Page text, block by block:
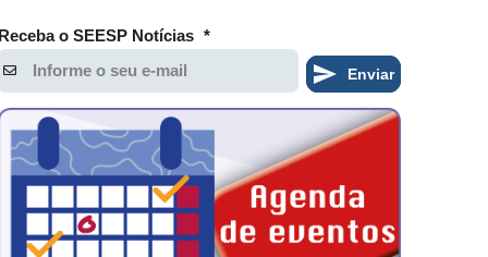
o SEESP Notícias *
Enviar